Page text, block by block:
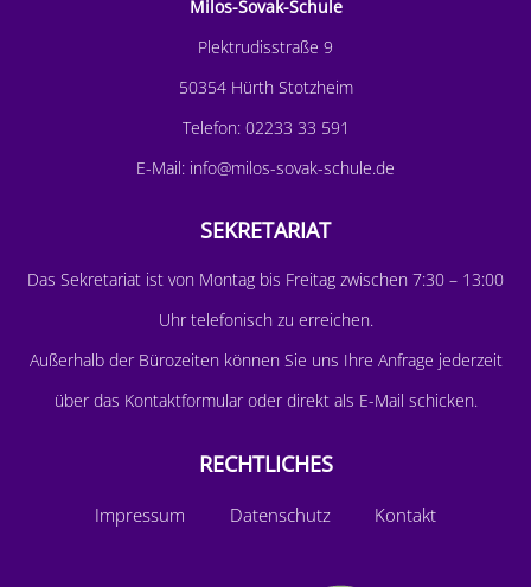
Milos-Sovak-Schule
Plektrudisstraße 9
50354 Hürth Stotzheim
Telefon:02233 33 591
E-Mail: info@milos-sovak-schule.de
SEKRETARIAT
Das Sekretariat ist von Montag bis Freitag zwischen 7:30 – 13:00
Uhr telefonisch zu erreichen.
Außerhalb der Bürozeiten können Sie uns Ihre Anfrage jederzeit
über das Kontaktformularoder direkt als E-Mail schicken.
RECHTLICHES
Impressum Datenschutz Kontakt